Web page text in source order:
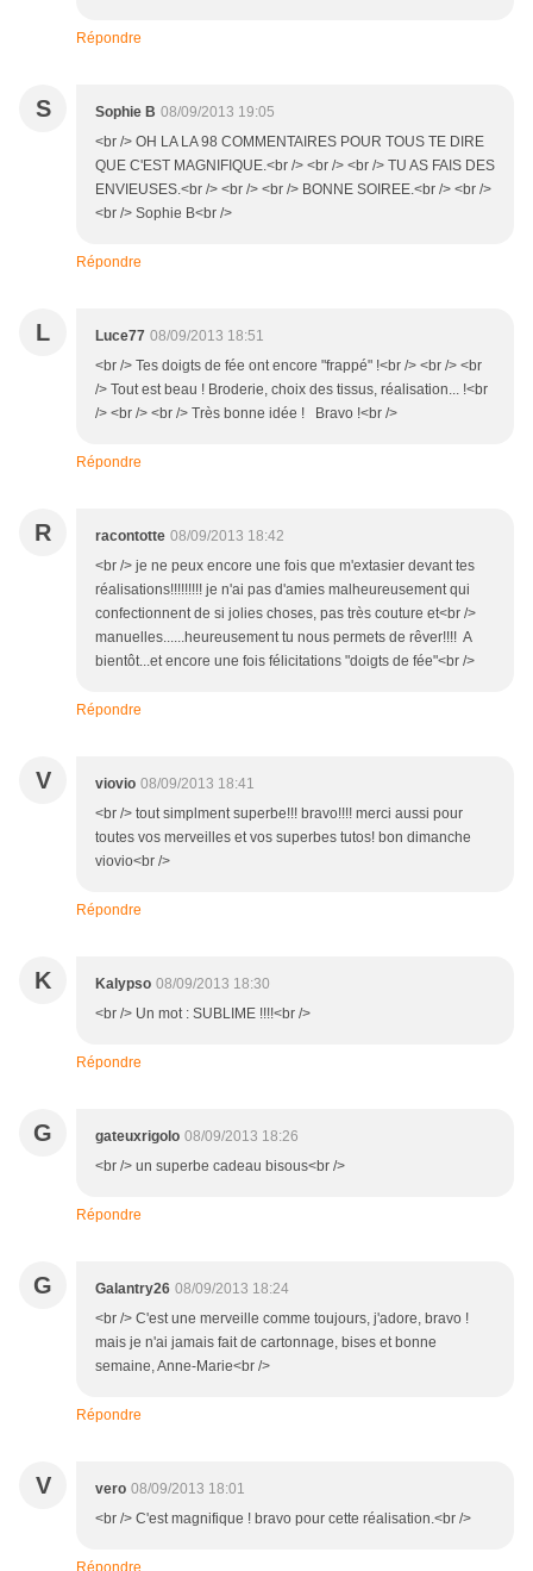
Répondre
S Sophie B 08/09/2013 19:05
<br /> OH LA LA 98 COMMENTAIRES POUR TOUS TE DIRE
QUE C'EST MAGNIFIQUE.<br /> <br /> <br /> TU AS FAIS DES
ENVIEUSES.<br /> <br /> <br /> BONNE SOIREE.<br /> <br />
<br /> Sophie B<br />
Répondre
L Luce77 08/09/2013 18:51
<br /> Tes doigts de fée ont encore "frappé" !<br /> <br /> <br
/> Tout est beau ! Broderie, choix des tissus, réalisation... !<br
/> <br /> <br /> Très bonne idée ! Bravo !<br />
Répondre
R racontotte 08/09/2013 18:42
<br /> je ne peux encore une fois que m'extasier devant tes
réalisations!!!!!!!!! je n'ai pas d'amies malheureusement qui
confectionnent de si jolies choses, pas très couture et<br />
manuelles......heureusement tu nous permets de rêver!!!! A
bientôt...et encore une fois félicitations "doigts de fée"<br />
Répondre
V viovio 08/09/2013 18:41
<br /> tout simplment superbe!!! bravo!!!! merci aussi pour
toutes vos merveilles et vos superbes tutos! bon dimanche
viovio<br />
Répondre
K Kalypso 08/09/2013 18:30
<br /> Un mot : SUBLIME !!!!<br />
Répondre
G gateuxrigolo 08/09/2013 18:26
<br /> un superbe cadeau bisous<br />
Répondre
G Galantry26 08/09/2013 18:24
<br /> C'est une merveille comme toujours, j'adore, bravo !
mais je n'ai jamais fait de cartonnage, bises et bonne
semaine, Anne-Marie<br />
Répondre
V vero 08/09/2013 18:01
<br /> C'est magnifique ! bravo pour cette réalisation.<br />
Répondre